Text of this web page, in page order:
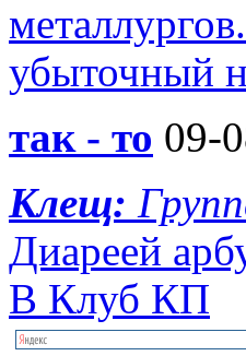
убыточный
так - то 09-
Клещ:
Диареей
В Клуб КП